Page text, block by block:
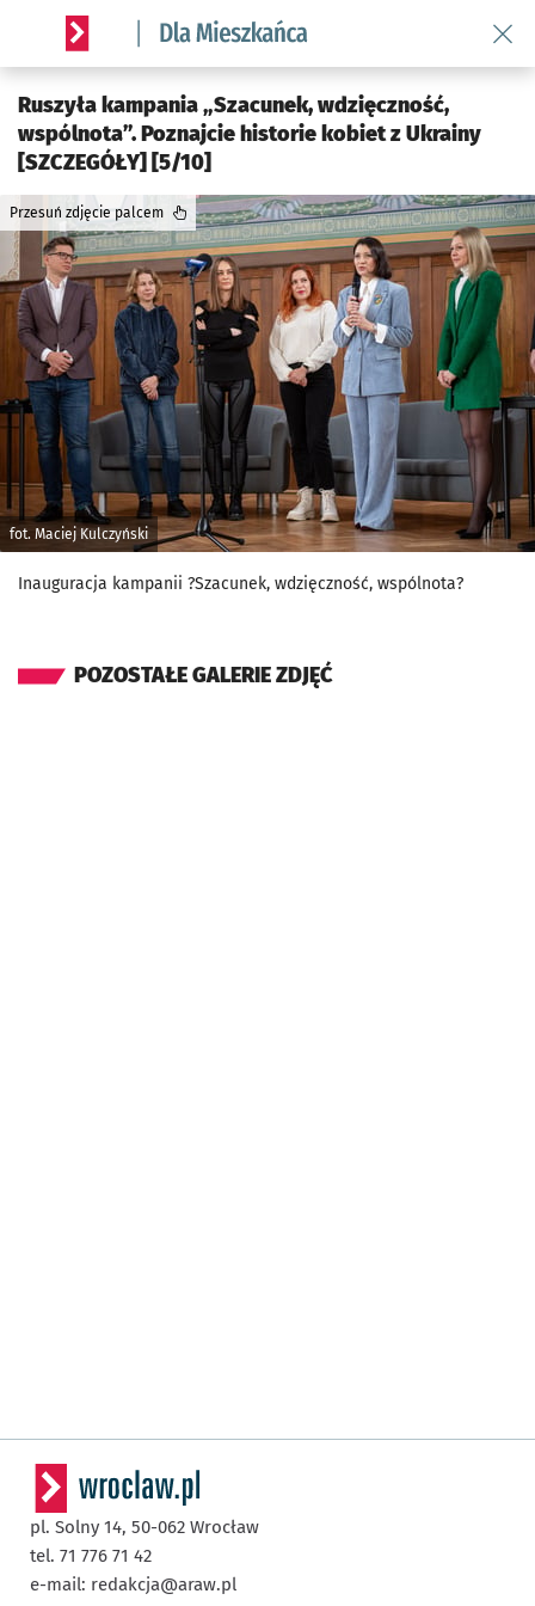
Serwis informacyjny wroclaw.pl podserwis: Dla mieszkańca
Ruszyła kampania „Szacunek, wdzięczność,
wspólnota”. Poznajcie historie kobiet z Ukrainy
[SZCZEGÓŁY] [5/10]
fot. Maciej Kulczyński
Przesuń zdjęcie palcem
Inauguracja kampanii ?Szacunek, wdzięczność, wspólnota?
POZOSTAŁE GALERIE ZDJĘĆ
pl. Solny 14, 50-062 Wrocław
tel. 71 776 71 42
e-mail: redakcja@araw.pl